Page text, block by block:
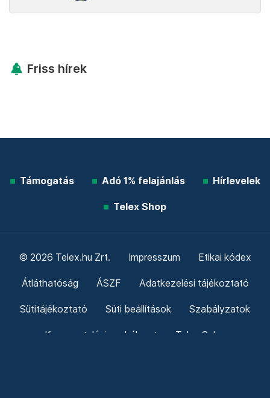
Friss hírek
Támogatás Adó 1% felajánlás Hírlevelek
Telex Shop
© 2026 Telex.hu Zrt. Impresszum Etikai kódex
Átláthatóság ÁSZF Adatkezelési tájékoztató
Sütitájékoztató Süti beállítások Szabályzatok
Kommentelési szabályzat Telex Sales